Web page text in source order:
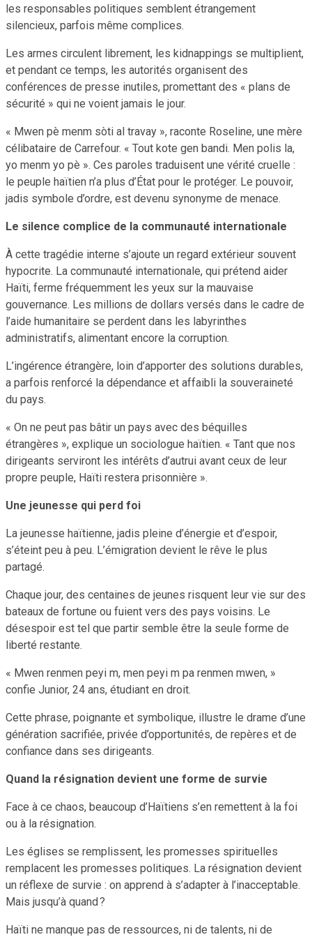
les responsables politiques semblent étrangement
silencieux, parfois même complices.
Les armes circulent librement, les kidnappings se multiplient,
et pendant ce temps, les autorités organisent des
conférences de presse inutiles, promettant des « plans de
sécurité » qui ne voient jamais le jour.
« Mwen pè menm sòti al travay », raconte Roseline, une mère
célibataire de Carrefour. « Tout kote gen bandi. Men polis la,
yo menm yo pè ». Ces paroles traduisent une vérité cruelle :
le peuple haïtien n’a plus d’État pour le protéger. Le pouvoir,
jadis symbole d’ordre, est devenu synonyme de menace.
Le silence complice de la communauté internationale
À cette tragédie interne s’ajoute un regard extérieur souvent
hypocrite. La communauté internationale, qui prétend aider
Haïti, ferme fréquemment les yeux sur la mauvaise
gouvernance. Les millions de dollars versés dans le cadre de
l’aide humanitaire se perdent dans les labyrinthes
administratifs, alimentant encore la corruption.
L’ingérence étrangère, loin d’apporter des solutions durables,
a parfois renforcé la dépendance et affaibli la souveraineté
du pays.
« On ne peut pas bâtir un pays avec des béquilles
étrangères », explique un sociologue haïtien. « Tant que nos
dirigeants serviront les intérêts d’autrui avant ceux de leur
propre peuple, Haïti restera prisonnière ».
Une jeunesse qui perd foi
La jeunesse haïtienne, jadis pleine d’énergie et d’espoir,
s’éteint peu à peu. L’émigration devient le rêve le plus
partagé.
Chaque jour, des centaines de jeunes risquent leur vie sur des
bateaux de fortune ou fuient vers des pays voisins. Le
désespoir est tel que partir semble être la seule forme de
liberté restante.
« Mwen renmen peyi m, men peyi m pa renmen mwen, »
confie Junior, 24 ans, étudiant en droit.
Cette phrase, poignante et symbolique, illustre le drame d’une
génération sacrifiée, privée d’opportunités, de repères et de
confiance dans ses dirigeants.
Quand la résignation devient une forme de survie
Face à ce chaos, beaucoup d’Haïtiens s’en remettent à la foi
ou à la résignation.
Les églises se remplissent, les promesses spirituelles
remplacent les promesses politiques. La résignation devient
un réflexe de survie : on apprend à s’adapter à l’inacceptable.
Mais jusqu’à quand ?
Haïti ne manque pas de ressources, ni de talents, ni de